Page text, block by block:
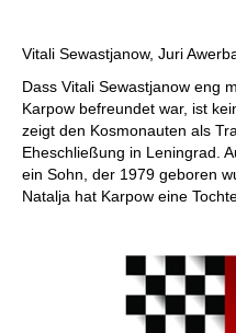
Vitali Sewastjanow, Juri
Dass Vitali Sewastjanow eng
Karpow befreundet war, ist
zeigt den Kosmonauten als
Eheschließung in Leningrad.
ein Sohn, der 1979 geboren
Natalja hat Karpow eine